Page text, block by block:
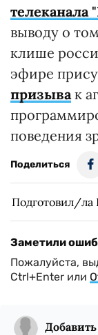
телеканала
выводу о
клише
эфире
призывак
поведения
Поделиться
Подготовил/
Заметили
Пожалуйста,
Ctrl+Enter или